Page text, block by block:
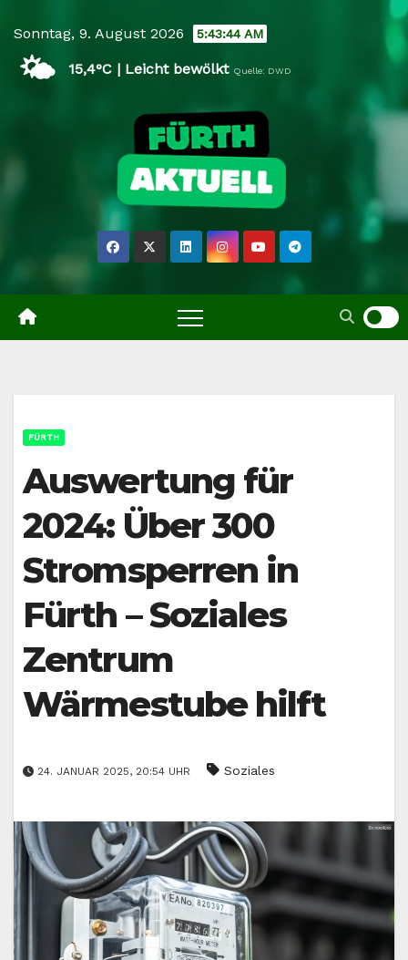
content
Sonntag, 9. August 2026 5:43:45 AM
🌤️ 15,4°C | Leicht bewölkt Quelle: DWD
FÜRTH
Auswertung für
2024: Über 300
Stromsperren in
Fürth – Soziales
Zentrum
Wärmestube hilft
24. JANUAR 2025, 20:54 UHR Soziales